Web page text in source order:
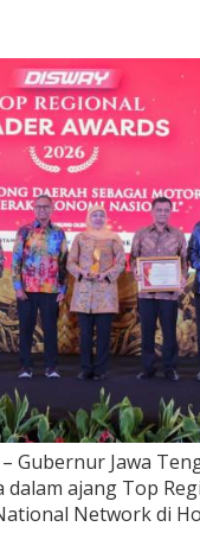
– Gubernur Jawa
ajang Top
Network di